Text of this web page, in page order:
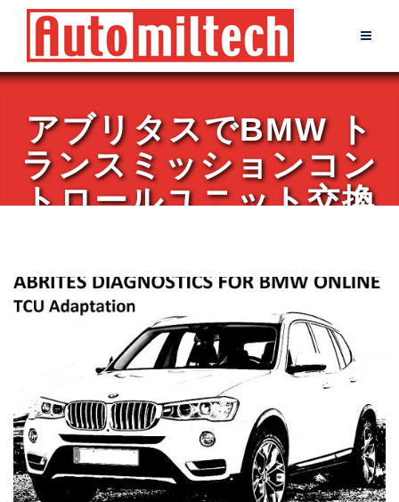
content
アブリタスでBMW ト
ランスミッションコン
トロールユニット交換